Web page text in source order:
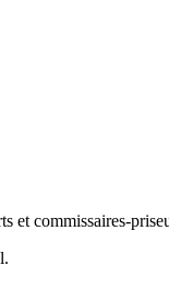
et commissaires-